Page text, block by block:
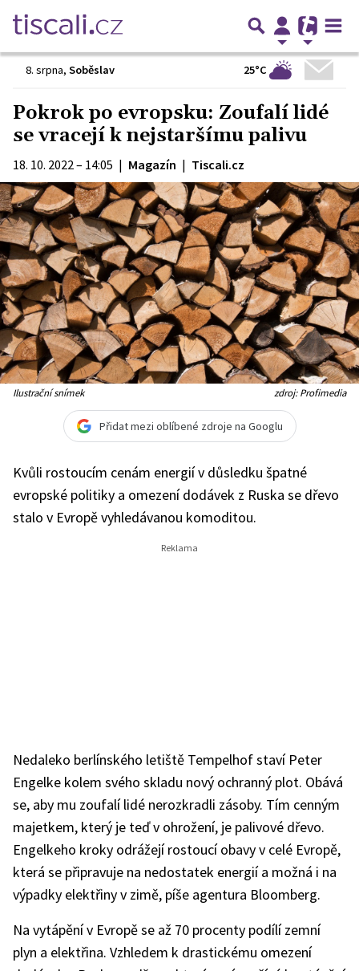
8. srpna, Soběslav 25°C
Pokrok po evropsku: Zoufalí lidé
se vracejí k nejstaršímu palivu
18. 10. 2022 – 14:05 | Magazín | Tiscali.cz
Ilustrační snímek zdroj: Profimedia
Přidat mezi oblíbené zdroje na Googlu
Kvůli rostoucím cenám energií v důsledku špatné
evropské politiky a omezení dodávek z Ruska se dřevo
stalo v Evropě vyhledávanou komoditou.
Nedaleko berlínského letiště Tempelhof staví Peter
Engelke kolem svého skladu nový ochranný plot. Obává
se, aby mu zoufalí lidé nerozkradli zásoby. Tím cenným
majetkem, který je teď v ohrožení, je palivové dřevo.
Engelkeho kroky odrážejí rostoucí obavy v celé Evropě,
která se připravuje na nedostatek energií a možná i na
výpadky elektřiny v zimě, píše agentura Bloomberg.
Na vytápění v Evropě se až 70 procenty podílí zemní
plyn a elektřina. Vzhledem k drastickému omezení